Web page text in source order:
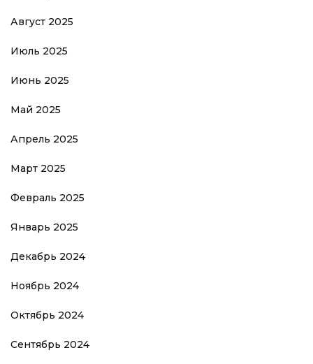
Август 2025
Июль 2025
Июнь 2025
Май 2025
Апрель 2025
Март 2025
Февраль 2025
Январь 2025
Декабрь 2024
Ноябрь 2024
Октябрь 2024
Сентябрь 2024